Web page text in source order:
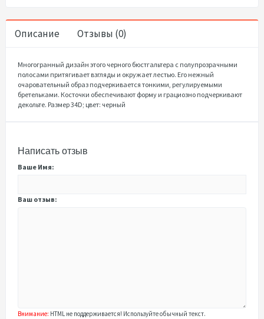
Описание Отзывы (0)
Многогранный дизайн этого черного бюстгальтера с полупрозрачными
полосами притягивает взгляды и окружает лестью. Его нежный
очаровательный образ подчеркивается тонкими, регулируемыми
бретельками. Косточки обеспечивают форму и грациозно подчеркивают
декольте. Размер 34D; цвет: черный
Написать отзыв
Ваше Имя:
Ваш отзыв:
Внимание: HTML не поддерживается! Используйте обычный текст.